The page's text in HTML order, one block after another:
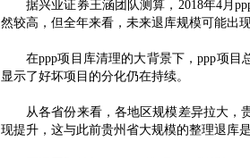
据兴业证券王涵团队测算， 2018年4月
然较高，但全年来看，未来退库规模可能出
在ppp项目库清理的大背景下，ppp项
显示了好坏项目的分化仍在持续。
从各省份来看，各地区规模差异拉大，
现提升，这与此前贵州省大规模的整理退库